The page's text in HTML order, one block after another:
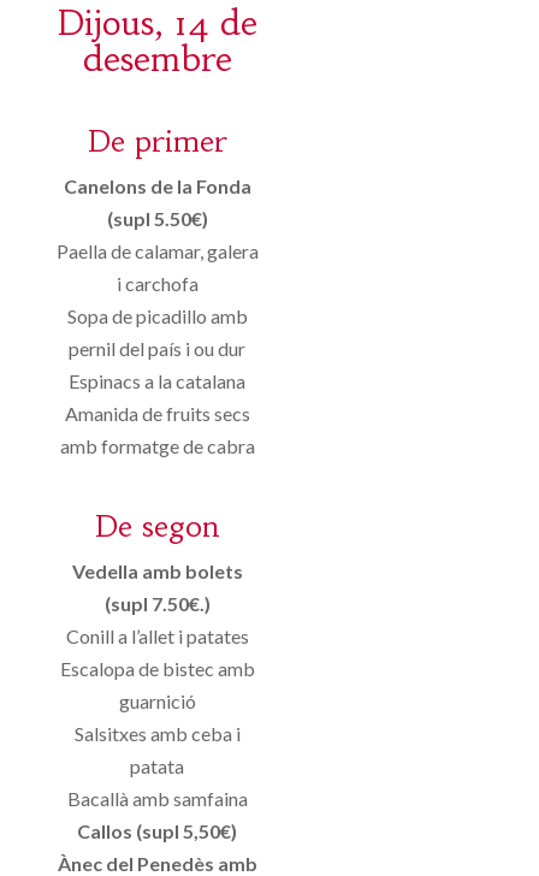
Dijous, 14 de
desembre
De primer
Canelons de la Fonda
(supl 5.50€)
Paella de calamar, galera
i carchofa
Sopa de picadillo amb
pernil del país i ou dur
Espinacs a la catalana
Amanida de fruits secs
amb formatge de cabra
De segon
Vedella amb bolets
(supl 7.50€.)
Conill a l’allet i patates
Escalopa de bistec amb
guarnició
Salsitxes amb ceba i
patata
Bacallà amb samfaina
Callos (supl 5,50€)
Ànec del Penedès amb